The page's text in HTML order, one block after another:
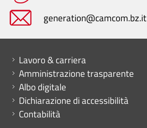
generation@camcom.bz.it
Mini menu di servizio
Lavoro & carriera
Amministrazione trasparente
Albo digitale
Dichiarazione di accessibilità
Contabilità